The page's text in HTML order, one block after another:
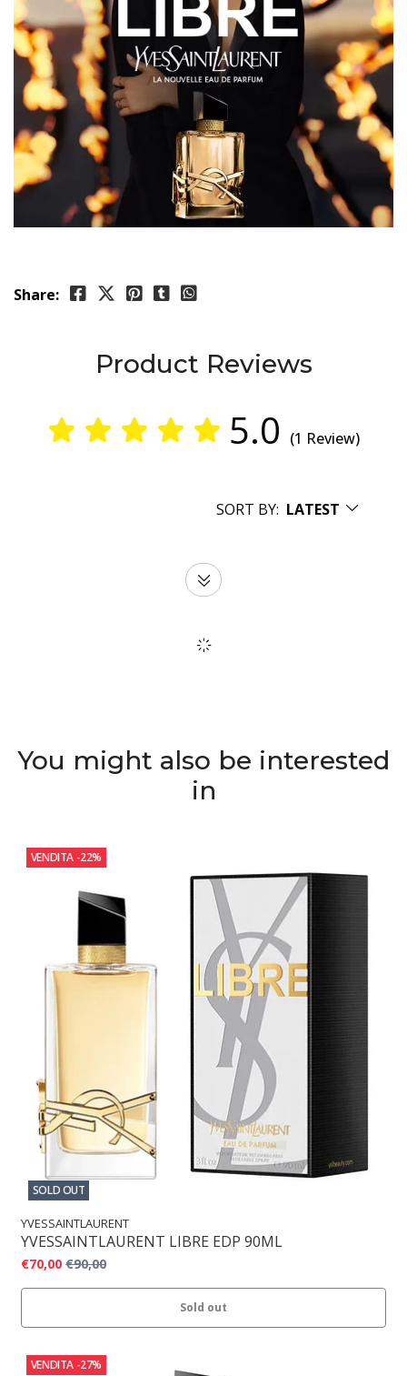
Share:
Product Reviews
5.0 (1 Review)
SORT BY: LATEST
You might also be interested
in
VENDITA -22%
SOLD OUT
YVESSAINTLAURENT
YVESSAINTLAURENT LIBRE EDP 90ML
€70,00 €90,00
Sold out
VENDITA -27%